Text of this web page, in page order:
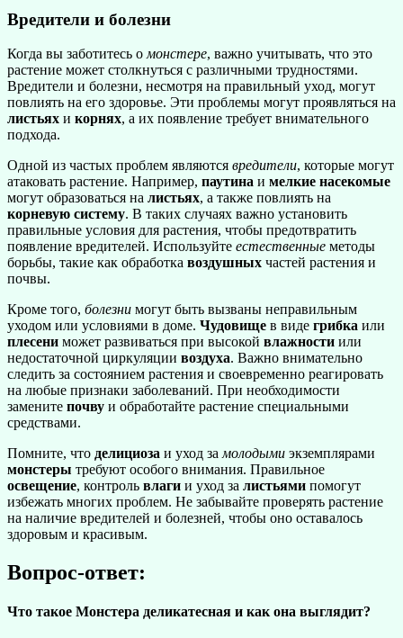
Вредители и болезни
Когда вы заботитесь о монстере, важно учитывать, что это
растение может столкнуться с различными трудностями.
Вредители и болезни, несмотря на правильный уход, могут
повлиять на его здоровье. Эти проблемы могут проявляться на
листьях и корнях, а их появление требует внимательного
подхода.
Одной из частых проблем являются вредители, которые могут
атаковать растение. Например, паутина и мелкие насекомые
могут образоваться на листьях, а также повлиять на
корневую систему. В таких случаях важно установить
правильные условия для растения, чтобы предотвратить
появление вредителей. Используйте естественные методы
борьбы, такие как обработка воздушных частей растения и
почвы.
Кроме того, болезни могут быть вызваны неправильным
уходом или условиями в доме. Чудовище в виде грибка или
плесени может развиваться при высокой влажности или
недостаточной циркуляции воздуха. Важно внимательно
следить за состоянием растения и своевременно реагировать
на любые признаки заболеваний. При необходимости
замените почву и обработайте растение специальными
средствами.
Помните, что делициоза и уход за молодыми экземплярами
монстеры требуют особого внимания. Правильное
освещение, контроль влаги и уход за листьями помогут
избежать многих проблем. Не забывайте проверять растение
на наличие вредителей и болезней, чтобы оно оставалось
здоровым и красивым.
Вопрос-ответ:
Что такое Монстера деликатесная и как она выглядит?